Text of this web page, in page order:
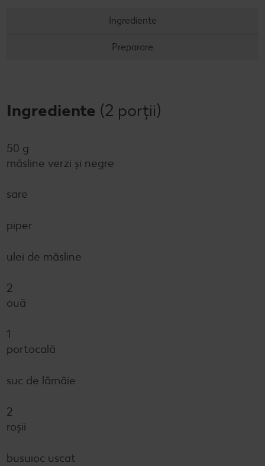
Revista Kaufland - Acum și pe WhatsApp!
Ingrediente
Preparare
Ingrediente (2 porții)
50 g
măsline verzi și negre
sare
piper
ulei de măsline
2
ouă
1
portocală
suc de lămâie
2
roșii
busuioc uscat